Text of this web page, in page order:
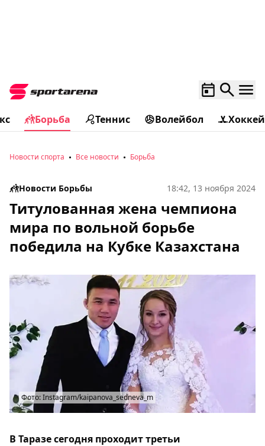
Борьба Теннис Волейбол Хоккей
Новости спорта Все новости Борьба
Новости Борьбы 18:42, 13 ноября 2024
Титулованная жена чемпиона
мира по вольной борьбе
победила на Кубке Казахстана
Фото: Instagram/kaipanova_sedneva_m
В Таразе сегодня проходит третьи